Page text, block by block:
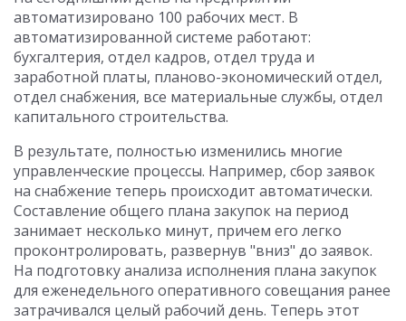
автоматизировано 100 рабочих мест. В
автоматизированной системе работают:
бухгалтерия, отдел кадров, отдел труда и
заработной платы, планово-экономический отдел,
отдел снабжения, все материальные службы, отдел
капитального строительства.
В результате, полностью изменились многие
управленческие процессы. Например, сбор заявок
на снабжение теперь происходит автоматически.
Составление общего плана закупок на период
занимает несколько минут, причем его легко
проконтролировать, развернув "вниз" до заявок.
На подготовку анализа исполнения плана закупок
для еженедельного оперативного совещания ранее
затрачивался целый рабочий день. Теперь этот